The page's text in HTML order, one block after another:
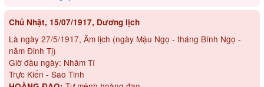
Chủ Nhật, 15/07/1917, Dương lịch
Là ngày 27/5/1917, Âm lịch (ngày Mậu Ngọ - tháng Bính Ngọ -
năm Đinh Tị)
Giờ đầu ngày: Nhâm Tí
Trực Kiến - Sao Tinh